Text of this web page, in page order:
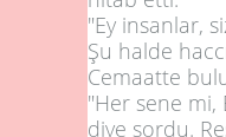
"Ey insanlar,
Şu halde
Cemaatte
"Her sene mi,
diye sordu.